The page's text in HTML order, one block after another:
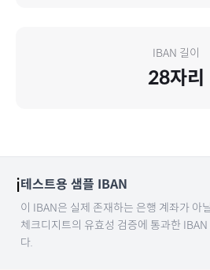
IBAN 길이
28자리
ℹ️테스트용 샘플 IBAN
이 IBAN은 실제 존재하는 은행 계좌가 아
체크디지트의 유효성 검증에 통과한
다.